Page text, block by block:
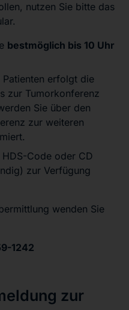
nutzen Sie bitte das
bestmöglich bis 10 Uhr
erfolgt die
zur Tumorkonferenz
Sie über den
zur weiteren
Code oder CD
zur Verfügung
wenden Sie
1242
zur